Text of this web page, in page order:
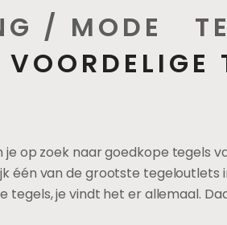
/ MODE
je op zoek naar goedkope
één van de grootste
tegels, je vindt het er allemaal.